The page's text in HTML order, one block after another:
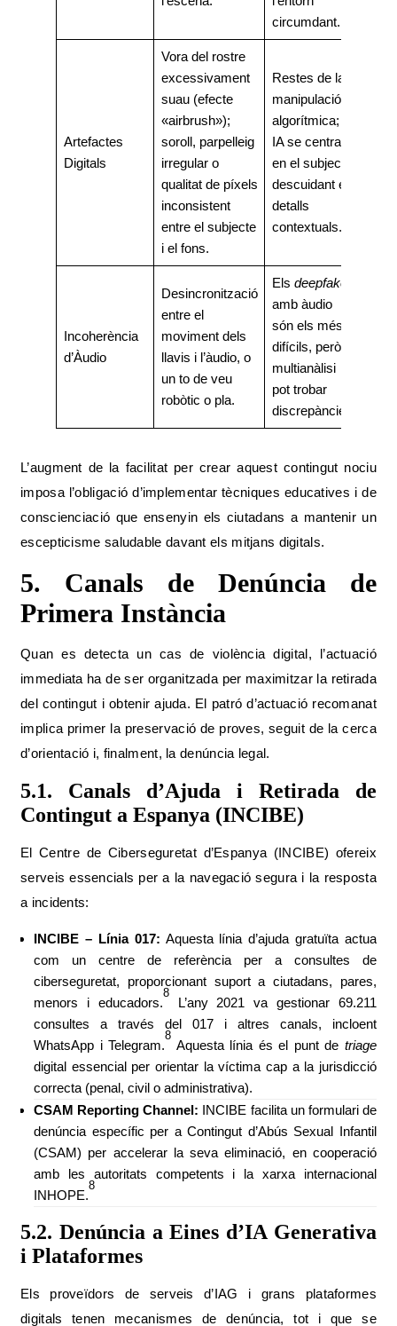
circumdant.
Artefactes
Digitals
Vora del rostre
excessivament
suau (efecte
«airbrush»);
soroll, parpelleig
irregular o
qualitat de píxels
inconsistent
entre el subjecte
i el fons.
Restes de la
manipulació
algorítmica; la
IA se centra
en el subjecte,
descuidant els
detalls
contextuals.
Incoherència
d’Àudio
Desincronització
entre el
moviment dels
llavis i l’àudio, o
un to de veu
robòtic o pla.
Els deepfakes
amb àudio
són els més
difícils, però la
multianàlisi
pot trobar
discrepàncies.
L’augment de la facilitat per crear aquest contingut nociu
imposa l’obligació d’implementar tècniques educatives i de
conscienciació que ensenyin els ciutadans a mantenir un
escepticisme saludable davant els mitjans digitals.
5. Canals de Denúncia de
Primera Instància
Quan es detecta un cas de violència digital, l’actuació
immediata ha de ser organitzada per maximitzar la retirada
del contingut i obtenir ajuda. El patró d’actuació recomanat
implica primer la preservació de proves, seguit de la cerca
d’orientació i, finalment, la denúncia legal.
5.1. Canals d’Ajuda i Retirada de
Contingut a Espanya (INCIBE)
El Centre de Ciberseguretat d’Espanya (INCIBE) ofereix
serveis essencials per a la navegació segura i la resposta
a incidents:
INCIBE – Línia 017: Aquesta línia d’ajuda gratuïta actua
com un centre de referència per a consultes de
ciberseguretat, proporcionant suport a ciutadans, pares,
menors i educadors.
8
L’any 2021 va gestionar 69.211
consultes a través del 017 i altres canals, incloent
WhatsApp i Telegram.
8
Aquesta línia és el punt detriage
digital essencial per orientar la víctima cap a la jurisdicció
correcta (penal, civil o administrativa).
CSAM Reporting Channel: INCIBE facilita un formulari de
denúncia específic per a Contingut d’Abús Sexual Infantil
(CSAM) per accelerar la seva eliminació, en cooperació
amb les autoritats competents i la xarxa internacional
INHOPE.
8
5.2. Denúncia a Eines d’IA Generativa
i Plataformes
Els proveïdors de serveis d’IAG i grans plataformes
digitals tenen mecanismes de denúncia, tot i que se